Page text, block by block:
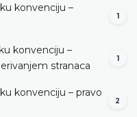
konvenciju –
1
konvenciju –
stranaca
1
konvenciju – pravo
2